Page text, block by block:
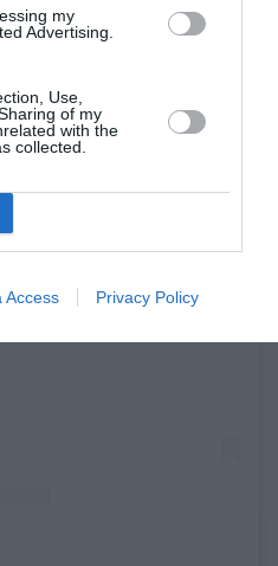
my
Advertising.
Use,
of my
with the
collected.
Access Privacy Policy
στο Instagram.